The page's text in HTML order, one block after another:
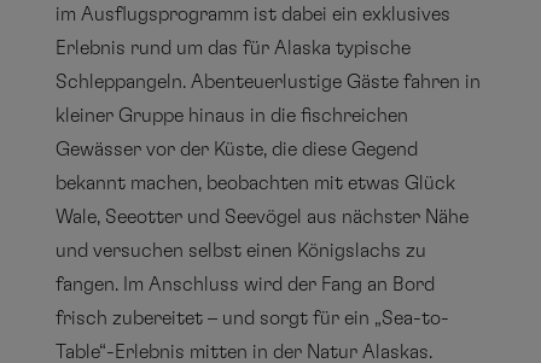
im Ausflugsprogramm ist dabei ein exklusives
Erlebnis rund um das für Alaska typische
Schleppangeln. Abenteuerlustige Gäste fahren in
kleiner Gruppe hinaus in die fischreichen
Gewässer vor der Küste, die diese Gegend
bekannt machen, beobachten mit etwas Glück
Wale, Seeotter und Seevögel aus nächster Nähe
und versuchen selbst einen Königslachs zu
fangen. Im Anschluss wird der Fang an Bord
frisch zubereitet – und sorgt für ein „Sea-to-
Table“-Erlebnis mitten in der Natur Alaskas.